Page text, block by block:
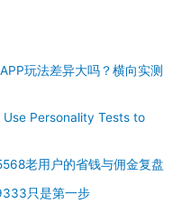
玩法差异大吗？横向实测
Personality Tests to
老用户的省钱与佣金复盘
只是第一步